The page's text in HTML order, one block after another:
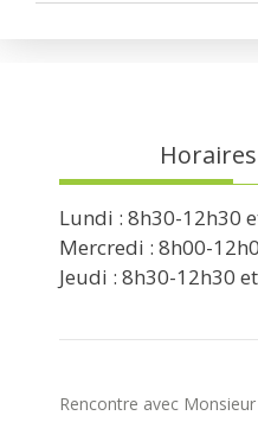
Lundi : 8h30-12h30
Mercredi : 8h00-
Jeudi : 8h30-12h30
Rencontre avec